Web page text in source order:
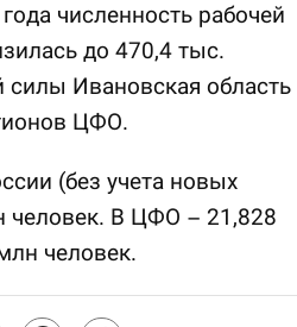
численность рабочей
до 470,4 тыс.
силы Ивановская область
ЦФО.
(без учета новых
человек. В ЦФО – 21,828
человек.